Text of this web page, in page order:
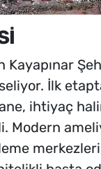
Kayapınar
İlk
ihtiyaç
Modern